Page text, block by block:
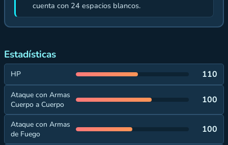
cuenta con 24 espacios blancos.
Estadísticas
HP 110
Ataque con Armas
Cuerpo a Cuerpo
100
Ataque con Armas
de Fuego
100